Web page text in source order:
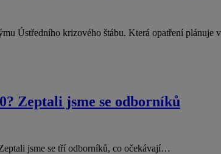
Ústředního krizového štábu. Která opatření plánuje
Zeptali jsme se odborníků
jsme se tří odborníků, co očekávají…